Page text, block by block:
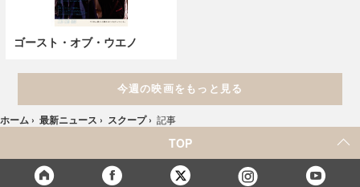
ゴースト・オブ・ウエノ
今週の映画をもっと見る
ホーム › 最新ニュース › スクープ › 記事
TOP